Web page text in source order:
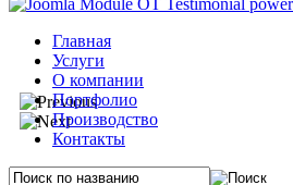
Главная
Услуги
О компании
Портфолио
Производство
Контакты